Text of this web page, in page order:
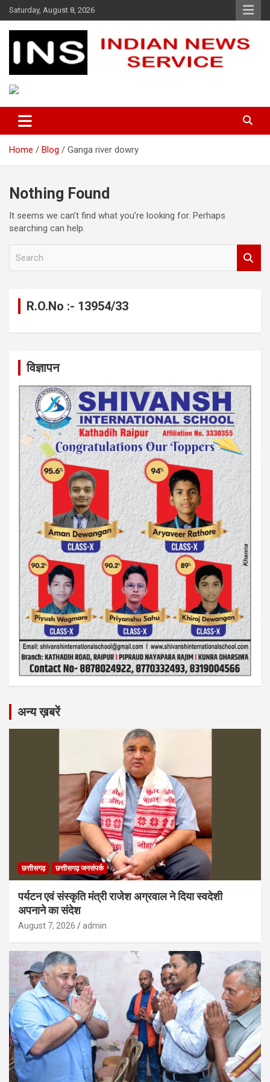
Skip
to
content
Saturday, August 8, 2026
Indian News Service
Home Blog Ganga river dowry
Nothing Found
It seems we can’t find what you’re looking for. Perhaps
searching can help.
R.O.No :- 13954/33
विज्ञापन
अन्य ख़बरें
छत्तीसगढ़ छत्तीसगढ़ जनसंपर्क
पर्यटन एवं संस्कृति मंत्री राजेश अग्रवाल ने दिया स्वदेशी
अपनाने का संदेश
August 7, 2026 admin